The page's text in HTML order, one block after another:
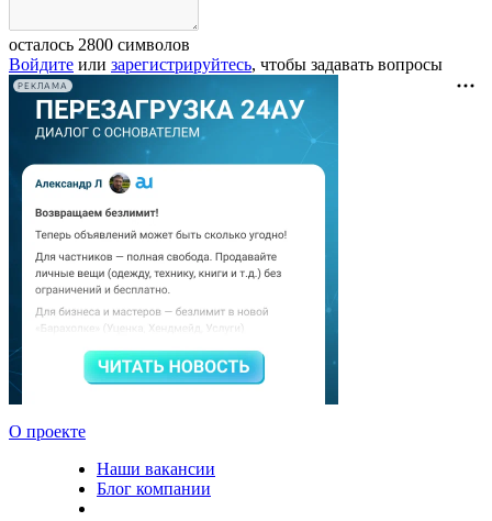
осталось 2800 символов
Войдите или зарегистрируйтесь, чтобы задавать вопросы
РЕКЛАМА
О проекте
Наши вакансии
Блог компании